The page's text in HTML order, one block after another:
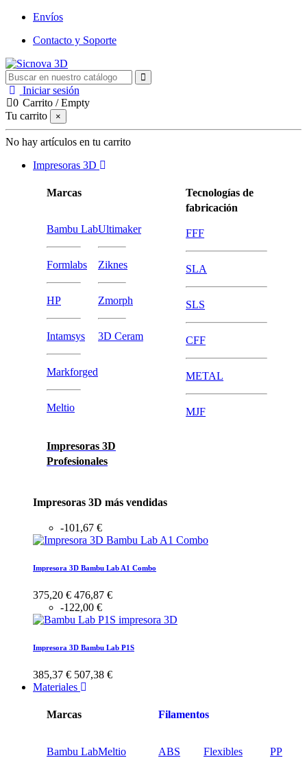
Envíos
Contacto y Soporte
Iniciar sesión
0 Carrito /Empty
Tu carrito
×
No hay artículos en tu carrito
Impresoras 3D
Marcas
Bambu Lab
Formlabs
HP
Intamsys
Markforged
Meltio
Ultimaker
Ziknes
Zmorph
3D Ceram
Impresoras 3D
Profesionales
Tecnologías de
fabricación
FFF
SLA
SLS
CFF
METAL
MJF
Impresoras 3D más vendidas
-101,67 €
Impresora 3D Bambu Lab A1 Combo
375,20 € 476,87 €
-122,00 €
Impresora 3D Bambu Lab P1S
385,37 € 507,38 €
Materiales
Marcas
Bambu LabMeltio
Filamentos
ABS Flexibles PP